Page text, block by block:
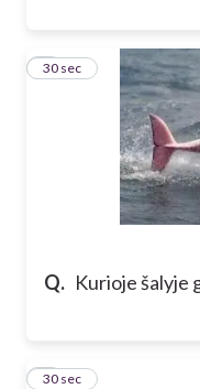
Q. Kurioje šalyje
4
30 sec
5
30 sec